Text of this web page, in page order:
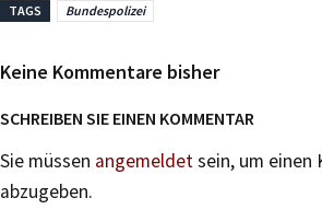
TAGS Bundespolizei
Keine Kommentare bisher
SCHREIBEN SIE EINEN KOMMENTAR
Sie müssen angemeldetsein, um einen
abzugeben.